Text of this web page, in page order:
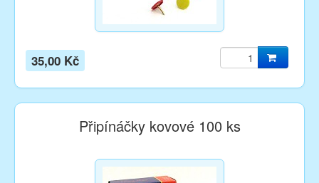
35,00 Kč
Připínáčky kovové 100 ks